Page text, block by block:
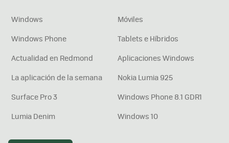
Windows
Móviles
Windows Phone
Tablets e Híbridos
Actualidad en Redmond
Aplicaciones Windows
La aplicación de la semana
Nokia Lumia 925
Surface Pro 3
Windows Phone 8.1 GDR1
Lumia Denim
Windows 10